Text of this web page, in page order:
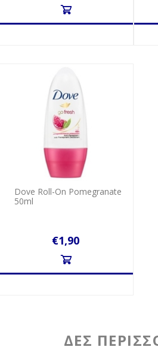
Dove Roll-On Pomegranate
50ml
€1,90